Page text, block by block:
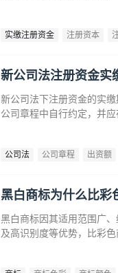
实缴注册资金 注册资本
新公司法注册资金实
新公司法下注册资金的实
公司章程中自行约定，并应
公司法 公司章程 出资额
黑白商标为什么比彩
黑白商标因其适用范围广
及高识别度等优势，比彩